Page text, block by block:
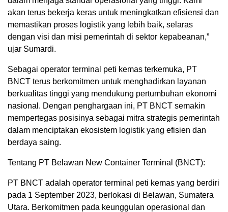
akan terus bekerja keras untuk meningkatkan efisiensi dan
memastikan proses logistik yang lebih baik, selaras
dengan visi dan misi pemerintah di sektor kepabeanan,”
ujar Sumardi.
Sebagai operator terminal peti kemas terkemuka, PT
BNCT terus berkomitmen untuk menghadirkan layanan
berkualitas tinggi yang mendukung pertumbuhan ekonomi
nasional. Dengan penghargaan ini, PT BNCT semakin
mempertegas posisinya sebagai mitra strategis pemerintah
dalam menciptakan ekosistem logistik yang efisien dan
berdaya saing.
Tentang PT Belawan New Container Terminal (BNCT):
PT BNCT adalah operator terminal peti kemas yang berdiri
pada 1 September 2023, berlokasi di Belawan, Sumatera
Utara. Berkomitmen pada keunggulan operasional dan